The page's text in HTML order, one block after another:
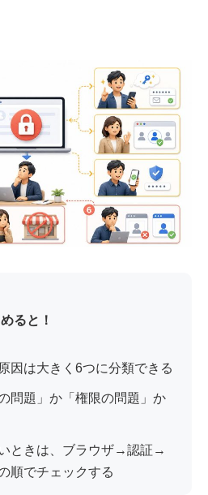
ると！
因は大きく6つに分類できる
問題」か「権限の問題」か
ときは、ブラウザ→認証→
順でチェックする